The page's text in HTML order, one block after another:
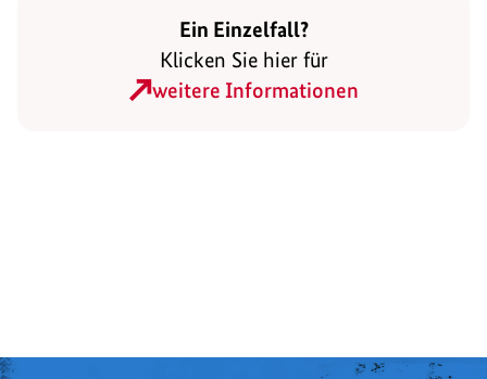
Ein Einzelfall?
Klicken Sie hier für
weitere Informationen